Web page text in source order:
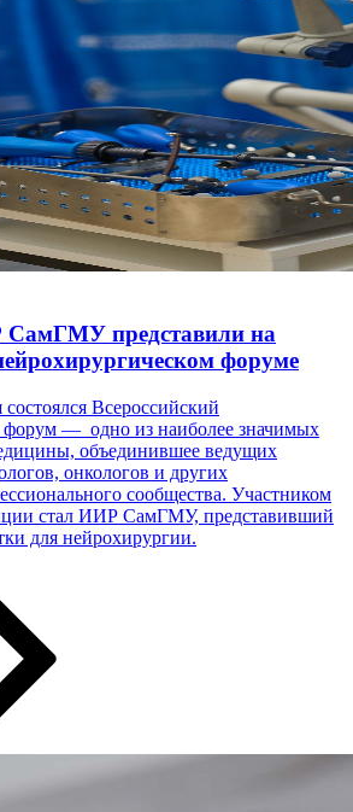
СамГМУ представили на
форуме
Всероссийский
форум — одно из наиболее значимых
объединившее ведущих
онкологов и других
сообщества. Участником
стал ИИР СамГМУ, представивший
­­­для нейрохирургии.